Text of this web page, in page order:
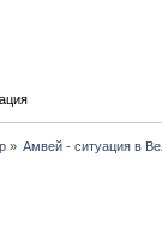
» Амвей - ситуация в